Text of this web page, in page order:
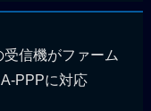
信機がファーム
PPPに対応